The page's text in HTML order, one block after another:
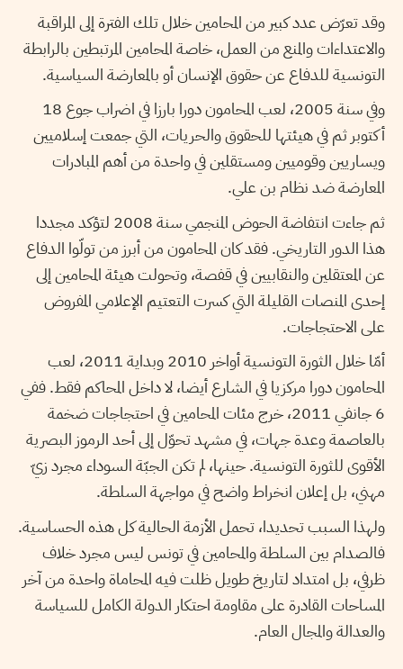
وقد تعرّض عدد كبير من المحامين خلال تلك الفترة إلى المراقبة
والاعتداءات والمنع من العمل، خاصة المحامين المرتبطين بالرابطة
التونسية للدفاع عن حقوق الإنسان أو بالمعارضة السياسية.
وفي سنة 2005، لعب المحامون دورا بارزا في اضراب جوع 18
أكتوبر ثم في هيئتها للحقوق والحريات، التي جمعت إسلاميين
ويساريين وقوميين ومستقلين في واحدة من أهم المبادرات
المعارضة ضد نظام بن علي.
ثم جاءت انتفاضة الحوض المنجمي سنة 2008 لتؤكد مجددا
هذا الدور التاريخي. فقد كان المحامون من أبرز من تولّوا الدفاع
عن المعتقلين والنقابيين في قفصة، وتحولت هيئة المحامين إلى
إحدى المنصات القليلة التي كسرت التعتيم الإعلامي المفروض
على الاحتجاجات.
أمّا خلال الثورة التونسية أواخر 2010 وبداية 2011، لعب
المحامون دورا مركزيا في الشارع أيضا، لا داخل المحاكم فقط. ففي
6 جانفي 2011، خرج مئات المحامين في احتجاجات ضخمة
بالعاصمة وعدة جهات، في مشهد تحوّل إلى أحد الرموز البصرية
الأقوى للثورة التونسية. حينها، لم تكن الجبّة السوداء مجرد زيّ
مهني، بل إعلان انخراط واضح في مواجهة السلطة.
ولهذا السبب تحديدا، تحمل الأزمة الحالية كل هذه الحساسية.
فالصدام بين السلطة والمحامين في تونس ليس مجرد خلاف
ظرفي، بل امتداد لتاريخ طويل ظلت فيه المحاماة واحدة من آخر
المساحات القادرة على مقاومة احتكار الدولة الكامل للسياسة
والعدالة والمجال العام.